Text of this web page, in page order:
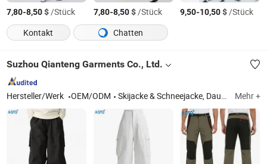
7,80-8,50$/Stück 7,80-8,50$/Stück 9,50-10,50$/Stück
Kontakt
Chatten
Suzhou Qianteng Garments Co., Ltd.
Hersteller/Werk OEM/ODM Skijacke & Schneejacke, Daunenjacke, beheizte Kleidung, Winterisolierte Jacke, Jagd- & Angelsuit-Serie, Outdoor- & Wanderserie Mehr +